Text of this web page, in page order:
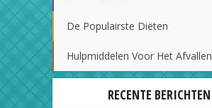
De Populairste Diëten
Hulpmiddelen Voor Het Afvallen
RECENTE BERICHTEN